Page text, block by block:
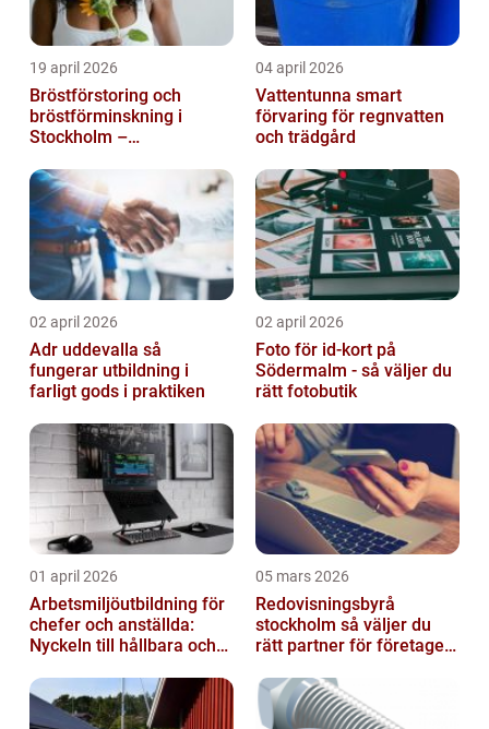
19 april 2026
Bröstförstoring och
bröstförminskning i
Stockholm –
04 april 2026
Vattentunna smart
förvaring för regnvatten
och trädgård
02 april 2026
Adr uddevalla så
fungerar utbildning i
farligt gods i praktiken
02 april 2026
Foto för id-kort på
Södermalm - så väljer du
rätt fotobutik
01 april 2026
Arbetsmiljöutbildning för
chefer och anställda:
Nyckeln till hållbara och
05 mars 2026
Redovisningsbyrå
stockholm så väljer du
rätt partner för företagets